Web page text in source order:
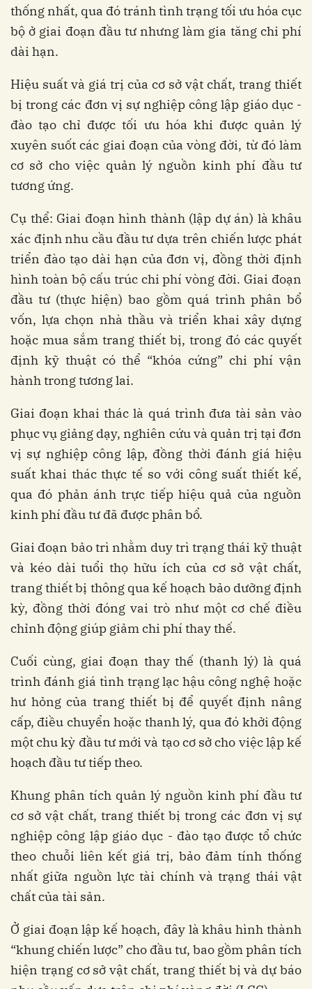
thống nhất, qua đó tránh tình trạng tối ưu hóa cục
bộ ở giai đoạn đầu tư nhưng làm gia tăng chi phí
dài hạn.
Hiệu suất và giá trị của cơ sở vật chất, trang thiết
bị trong các đơn vị sự nghiệp công lập giáo dục -
đào tạo chỉ được tối ưu hóa khi được quản lý
xuyên suốt các giai đoạn của vòng đời, từ đó làm
cơ sở cho việc quản lý nguồn kinh phí đầu tư
tương ứng.
Cụ thể: Giai đoạn hình thành (lập dự án) là khâu
xác định nhu cầu đầu tư dựa trên chiến lược phát
triển đào tạo dài hạn của đơn vị, đồng thời định
hình toàn bộ cấu trúc chi phí vòng đời. Giai đoạn
đầu tư (thực hiện) bao gồm quá trình phân bổ
vốn, lựa chọn nhà thầu và triển khai xây dựng
hoặc mua sắm trang thiết bị, trong đó các quyết
định kỹ thuật có thể “khóa cứng” chi phí vận
hành trong tương lai.
Giai đoạn khai thác là quá trình đưa tài sản vào
phục vụ giảng dạy, nghiên cứu và quản trị tại đơn
vị sự nghiệp công lập, đồng thời đánh giá hiệu
suất khai thác thực tế so với công suất thiết kế,
qua đó phản ánh trực tiếp hiệu quả của nguồn
kinh phí đầu tư đã được phân bổ.
Giai đoạn bảo trì nhằm duy trì trạng thái kỹ thuật
và kéo dài tuổi thọ hữu ích của cơ sở vật chất,
trang thiết bị thông qua kế hoạch bảo dưỡng định
kỳ, đồng thời đóng vai trò như một cơ chế điều
chỉnh động giúp giảm chi phí thay thế.
Cuối cùng, giai đoạn thay thế (thanh lý) là quá
trình đánh giá tình trạng lạc hậu công nghệ hoặc
hư hỏng của trang thiết bị để quyết định nâng
cấp, điều chuyển hoặc thanh lý, qua đó khởi động
một chu kỳ đầu tư mới và tạo cơ sở cho việc lập kế
hoạch đầu tư tiếp theo.
Khung phân tích quản lý nguồn kinh phí đầu tư
cơ sở vật chất, trang thiết bị trong các đơn vị sự
nghiệp công lập giáo dục - đào tạo được tổ chức
theo chuỗi liên kết giá trị, bảo đảm tính thống
nhất giữa nguồn lực tài chính và trạng thái vật
chất của tài sản.
Ở giai đoạn lập kế hoạch, đây là khâu hình thành
“khung chiến lược” cho đầu tư, bao gồm phân tích
hiện trạng cơ sở vật chất, trang thiết bị và dự báo